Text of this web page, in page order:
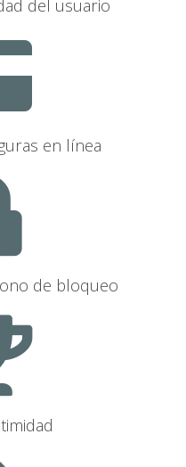
del usuario
en línea
de bloqueo